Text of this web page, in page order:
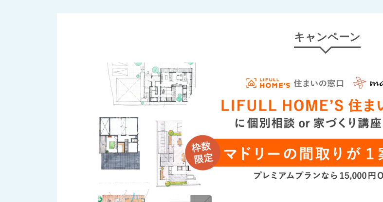
キャンペーン